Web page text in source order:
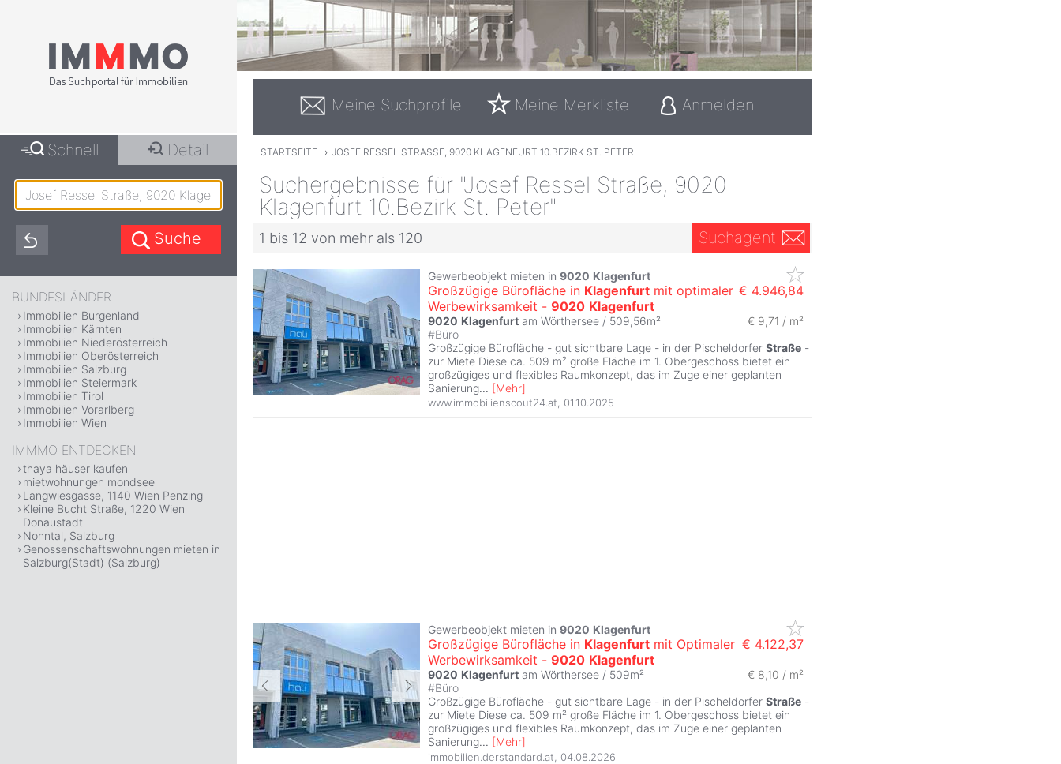
Meine Suchprofile Meine Merkliste Anmelden
STARTSEITE › JOSEF RESSEL STRASSE, 9020 KLAGENFURT 10.BEZIRK ST. PETER
Suchergebnisse für "Josef Ressel Straße, 9020
Klagenfurt 10.Bezirk St. Peter"
1 bis 12 von mehr als 120 Suchagent
Gewerbeobjekt mieten in 9020 Klagenfurt
Großzügige Bürofläche in Klagenfurt mit optimaler
Werbewirksamkeit - 9020 Klagenfurt
€ 4.946,84
9020 Klagenfurt am Wörthersee / 509,56m²
€ 9,71 / m²
#Büro
Großzügige Bürofläche - gut sichtbare Lage - in der Pischeldorfer Straße -
zur Miete Diese ca. 509 m² große Fläche im 1. Obergeschoss bietet ein
großzügiges und flexibles Raumkonzept, das im Zuge einer geplanten
Sanierung... [Mehr]
www.immobilienscout24.at 01.10.2025
Gewerbeobjekt mieten in 9020 Klagenfurt
Großzügige Bürofläche in Klagenfurt mit Optimaler
Werbewirksamkeit - 9020 Klagenfurt
€ 4.122,37
9020 Klagenfurt am Wörthersee / 509m² € 8,10 / m²
#Büro
Großzügige Bürofläche - gut sichtbare Lage - in der Pischeldorfer Straße -
zur Miete Diese ca. 509 m² große Fläche im 1. Obergeschoss bietet ein
großzügiges und flexibles Raumkonzept, das im Zuge einer geplanten
Sanierung... [Mehr]
immobilien.derstandard.at 04.08.2026
Schnell Detail
BUNDESLÄNDER
Immobilien Burgenland
Immobilien Kärnten
Immobilien Niederösterreich
Immobilien Oberösterreich
Immobilien Salzburg
Immobilien Steiermark
Immobilien Tirol
Immobilien Vorarlberg
Immobilien Wien
IMMMO ENTDECKEN
thaya häuser kaufen
mietwohnungen mondsee
Langwiesgasse, 1140 Wien Penzing
Kleine Bucht Straße, 1220 Wien
Donaustadt
Nonntal, Salzburg
Genossenschaftswohnungen mieten in
Salzburg(Stadt) (Salzburg)